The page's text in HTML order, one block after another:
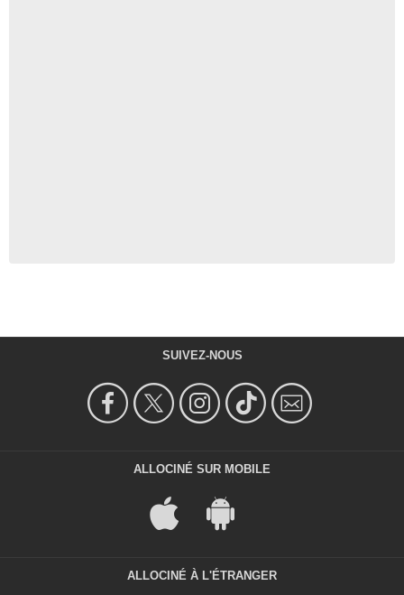
SUIVEZ-NOUS
ALLOCINÉ SUR MOBILE
ALLOCINÉ À L'ÉTRANGER